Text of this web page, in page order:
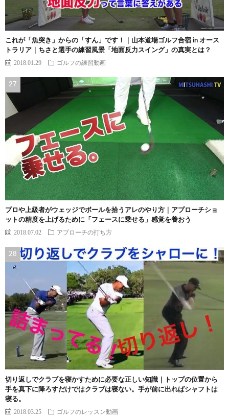
これが「魚突き」からの「すん」です！｜山本道場ゴルフ合宿 in オース
トラリア｜ちさと選手の練習風景「地面反力スイング」の真実とは？
2018.01.29 ゴルフの練習動画
プロや上級者がウェッジでボールを拾うアレのやり方｜アプローチショ
ットの精度を上げるために「フェースに乗せる」感覚を養おう
2018.07.02 アプローチの打ち方
切り返しでクラブを寝かすために必要な正しい知識｜トップの位置から
手を真下に降ろすだけではクラブは寝ない。手が前に出ればシャフトは
寝る。
2018.03.25 ゴルフのレッスン動画